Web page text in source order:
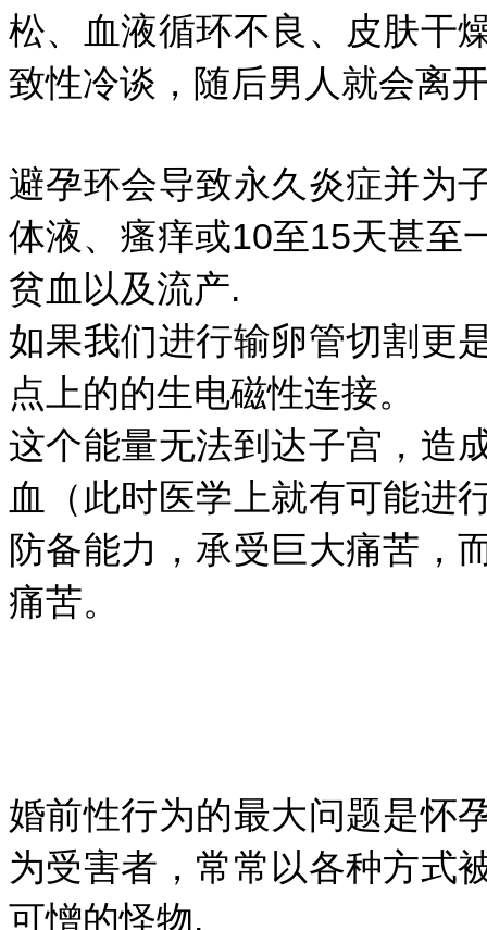
松、血液循环不良、皮肤干
致性冷谈，随后男人就会离
避孕环会导致永久炎症并为
体液、瘙痒或10至15天甚至
贫血以及流产.
如果我们进行输卵管切割更
点上的的生电磁性连接。
这个能量无法到达子宫，造
血（此时医学上就有可能进
防备能力，承受巨大痛苦，
痛苦。
婚前性行为的最大问题是怀
为受害者，常常以各种方式
可憎的怪物.